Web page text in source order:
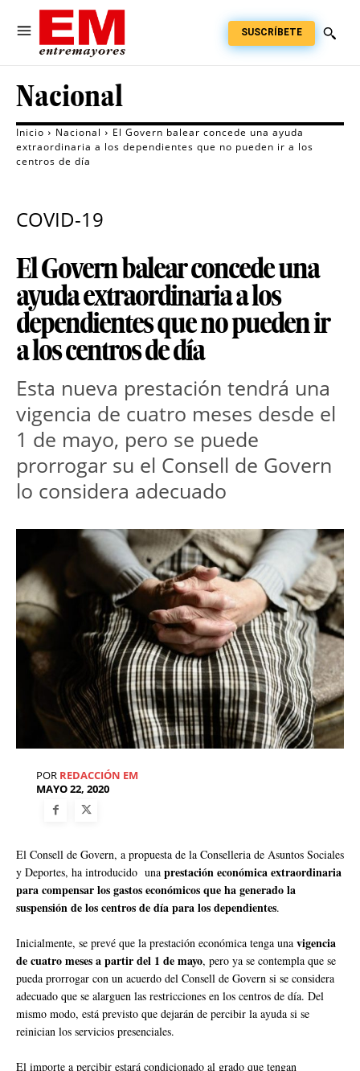
SUSCRÍBETE
Nacional
Inicio Nacional
El Govern balear concede una ayuda
extraordinaria a los dependientes que no pueden ir a los
centros de día
COVID-19
El Govern balear concede una
ayuda extraordinaria a los
dependientes que no pueden ir
a los centros de día
Esta nueva prestación tendrá una
vigencia de cuatro meses desde el
1 de mayo, pero se puede
prorrogar su el Consell de Govern
lo considera adecuado
POR REDACCIÓN EM
MAYO 22, 2020
El Consell de Govern, a propuesta de la Conselleria de Asuntos Sociales
y Deportes, ha introducido una prestación económica extraordinaria
para compensar los gastos económicos que ha generado la
suspensión de los centros de día para los dependientes.
Inicialmente, se prevé que la prestación económica tenga una vigencia
de cuatro meses a partir del 1 de mayo, pero ya se contempla que se
pueda prorrogar con un acuerdo del Consell de Govern si se considera
adecuado que se alarguen las restricciones en los centros de día. Del
mismo modo, está previsto que dejarán de percibir la ayuda si se
reinician los servicios presenciales.
El importe a percibir estará condicionado al grado que tengan